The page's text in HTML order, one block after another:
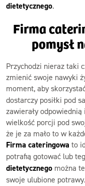
dietetycznego.
Firma
pomysł
Przychodzi nieraz taki
zmienić swoje nawyki
moment, aby
dostarczy posiłki pod
zawierały
wielkość porcji pod
że je za mało to w
Firma cateringowa to
potrafią gotować lub
dietetycznego można
swoje ulubione potrawy.